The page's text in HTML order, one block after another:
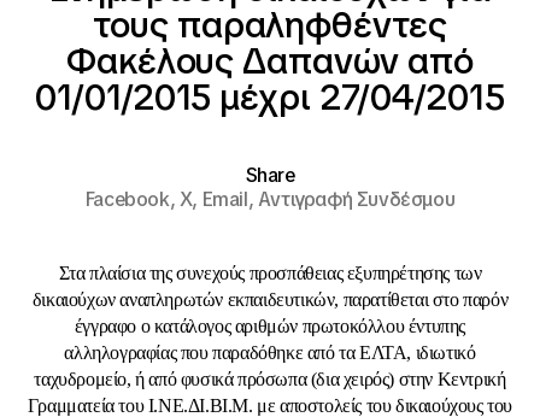
τους παραληφθέντες
Φακέλους Δαπανών από
01/01/2015 μέχρι 27/04/2015
Share
Facebook,X, Email,Αντιγραφή Συνδέσμου
Στα πλαίσια της συνεχούς προσπάθειας εξυπηρέτησης των
δικαιούχων αναπληρωτών εκπαιδευτικών, παρατίθεται στο παρόν
έγγραφο ο κατάλογος αριθμών πρωτοκόλλου έντυπης
αλληλογραφίας που παραδόθηκε από τα ΕΛΤΑ, ιδιωτικό
ταχυδρομείο, ή από φυσικά πρόσωπα (δια χειρός) στην Κεντρική
Γραμματεία του Ι.ΝΕ.ΔΙ.ΒΙ.Μ. με αποστολείς του δικαιούχους του